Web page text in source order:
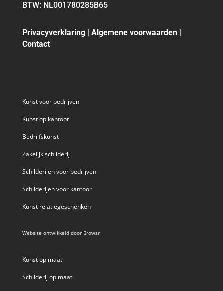
BTW: NL001780285B65
Privacyverklaring| Algemene voorwaarden|
Contact
Kunst voor bedrijven
Kunst op kantoor
Bedrijfskunst
Zakelijk schilderij
Schilderijen voor bedrijven
Schilderijen voor kantoor
Kunst relatiegeschenken
Website ontwikkeld door Browsr
Kunst op maat
Schilderij op maat